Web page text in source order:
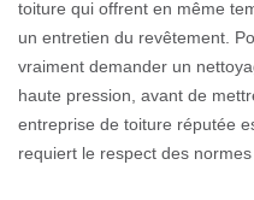
toiture qui offrent en même
un entretien du revêtement.
vraiment demander un
haute pression, avant de
entreprise de toiture réputée
requiert le respect des